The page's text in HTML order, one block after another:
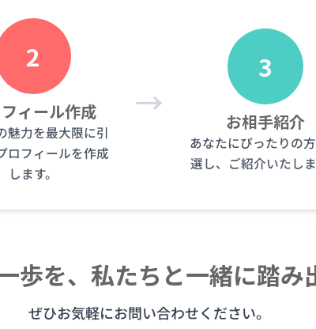
2
ィール作成
魅力を最大限に引
ロフィールを作成
します。
→
3
お相手紹介
あなたにぴったりの
選し、ご紹介いたしま
歩を、私たちと一緒に踏み
ぜひお気軽にお問い合わせください。